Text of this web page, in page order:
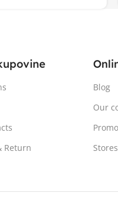
Return
Blog
Our
Stores